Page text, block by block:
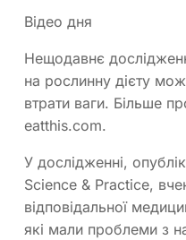
Відео дня
Нещодавнє
на рослинну дієту
втрати ваги. Більше
eatthis.com.
У дослідженні,
Science & Practice,
відповідальної
які мали проблеми з